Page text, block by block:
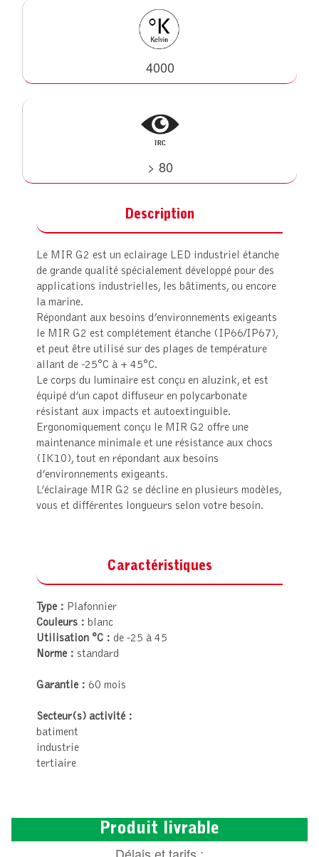
4000
> 80
Description
Le MIR G2 est un eclairage LED industriel étanche
de grande qualité spécialement développé pour des
applications industrielles, les bâtiments, ou encore
la marine.
Répondant aux besoins d’environnements exigeants
le MIR G2 est complétement étanche (IP66/IP67),
et peut être utilisé sur des plages de température
allant de -25°C à + 45°C.
Le corps du luminaire est conçu en aluzink, et est
équipé d’un capot diffuseur en polycarbonate
résistant aux impacts et autoextinguible.
Ergonomiquement conçu le MIR G2 offre une
maintenance minimale et une résistance aux chocs
(IK10), tout en répondant aux besoins
d’environnements exigeants.
L’éclairage MIR G2 se décline en plusieurs modèles,
vous et différentes longueurs selon votre besoin.
Caractéristiques
Type : Plafonnier
Couleurs : blanc
Utilisation °C : de -25 à 45
Norme : standard
Garantie : 60 mois
Secteur(s) activité :
batiment
industrie
tertiaire
Produit livrable
Délais et tarifs :